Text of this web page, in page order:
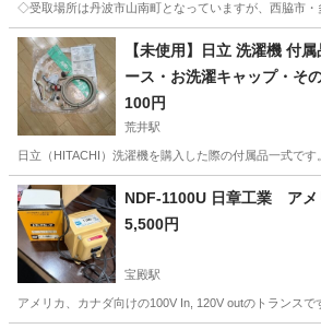
◇受取場所は丹波市山南町となっていますが、西脇市
兵庫 丹波市 谷川駅 生活家電
【未使用】日立 洗濯機 付
ース・お洗濯キャップ・その
100円
荒井駅
日立（HITACHI）洗濯機を購入した際の付属品一式で
兵庫 高砂市 生活家電
NDF-1100U 日章工業 ア
5,500円
宝殿駅
アメリカ、カナダ向けの100V In, 120V outのトランス